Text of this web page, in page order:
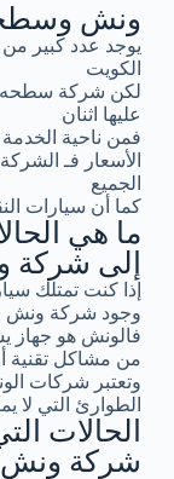
ونش وسطحه
يوجد عدد كبير
الكويت
لكن شركة سطحه
عليها اثنان
فمن ناحية
الأسعار فـ
الجميع
كما أن سيارات
ما هي
إلى شركة
إذا كنت تمتلك
وجود شركة ونش
فالونش هو جهاز
من مشاكل تقنية
وتعتبر شركات
الطوارئ التي لا
الحالات
شركة ونش